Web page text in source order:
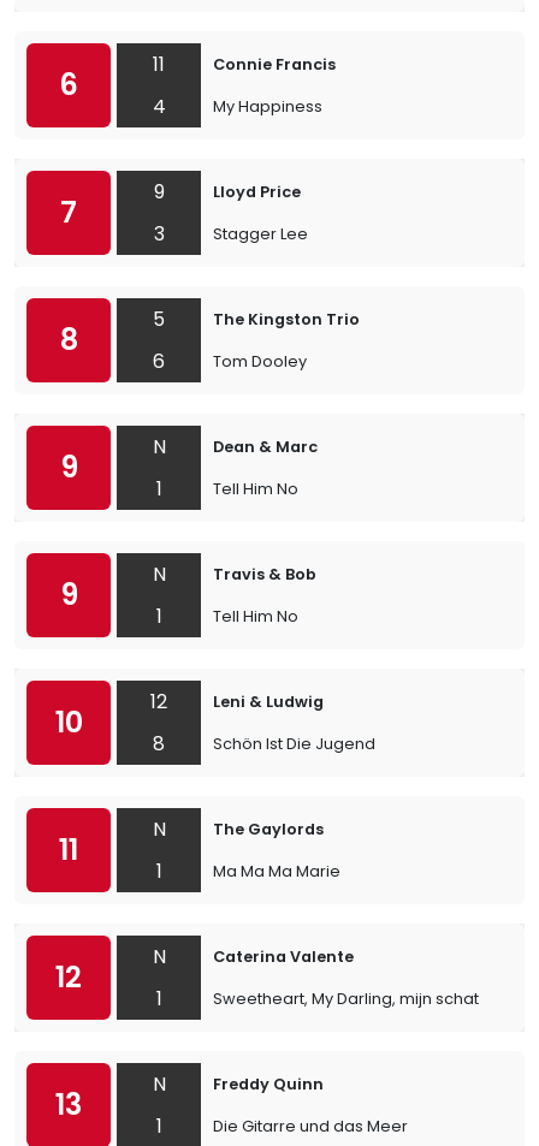
6
11
4
Connie Francis
My Happiness
7
9
3
Lloyd Price
Stagger Lee
8
5
6
The Kingston Trio
Tom Dooley
9
N
1
Dean & Marc
Tell Him No
9
N
1
Travis & Bob
Tell Him No
10
12
8
Leni & Ludwig
Schön Ist Die Jugend
11
N
1
The Gaylords
Ma Ma Ma Marie
12
N
1
Caterina Valente
Sweetheart, My Darling, mijn schat
13
N
1
Freddy Quinn
Die Gitarre und das Meer